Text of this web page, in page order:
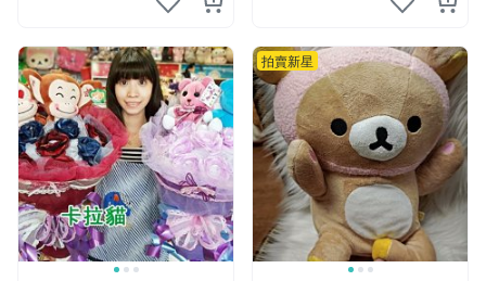
拍賣新星